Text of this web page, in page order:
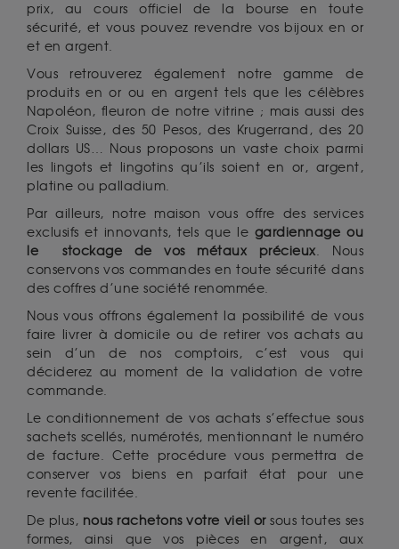
prix, au cours officiel de la bourse en toute
sécurité, et vous pouvez revendre vos bijoux en or
et en argent.
Vous retrouverez également notre gamme de
produits en or ou en argent tels que les célèbres
Napoléon, fleuron de notre vitrine ; mais aussi des
Croix Suisse, des 50 Pesos, des Krugerrand, des 20
dollars US… Nous proposons un vaste choix parmi
les lingots et lingotins qu’ils soient en or, argent,
platine ou palladium.
Par ailleurs, notre maison vous offre des services
exclusifs et innovants, tels que le gardiennage ou
le stockage de vos métaux précieux. Nous
conservons vos commandes en toute sécurité dans
des coffres d’une société renommée.
Nous vous offrons également la possibilité de vous
faire livrer à domicile ou de retirer vos achats au
sein d’un de nos comptoirs, c’est vous qui
déciderez au moment de la validation de votre
commande.
Le conditionnement de vos achats s’effectue sous
sachets scellés, numérotés, mentionnant le numéro
de facture. Cette procédure vous permettra de
conserver vos biens en parfait état pour une
revente facilitée.
De plus, nous rachetons votre vieil orsous toutes ses
formes, ainsi que vos pièces en argent, aux